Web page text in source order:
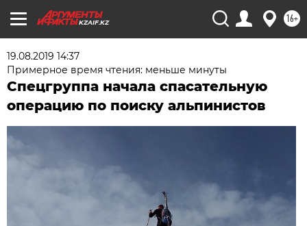
KZAIF.KZ 16+
19.08.2019 14:37
Примерное время чтения: меньше минуты
Спецгруппа начала спасательную
операцию по поиску альпинистов